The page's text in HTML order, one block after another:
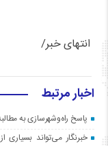
انتهای خبر/
اخبار مرتبط
پاسخ راه‌وشهرسازی به
خبرنگار می‌تواند